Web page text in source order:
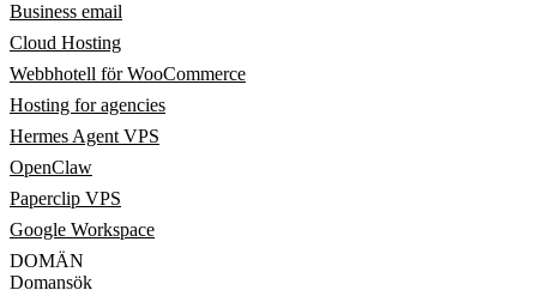
Business email
Cloud Hosting
Webbhotell för WooCommerce
Hosting for agencies
Hermes Agent VPS
OpenClaw
Paperclip VPS
Google Workspace
DOMÄN
Domansök